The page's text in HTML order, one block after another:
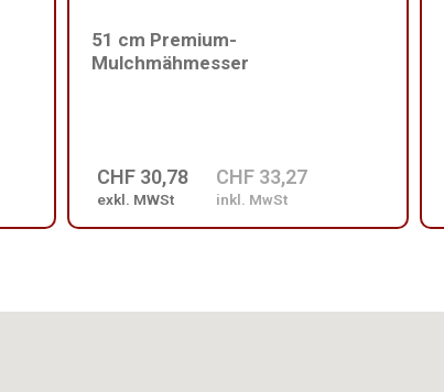
51 cm Premium-
Mulchmähmesser
CHF 30,78
exkl. MWSt
CHF 33,27
inkl. MwSt